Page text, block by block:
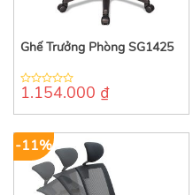
Ghế Trưởng Phòng SG1425
0
of
1.154.000 ₫
-11%